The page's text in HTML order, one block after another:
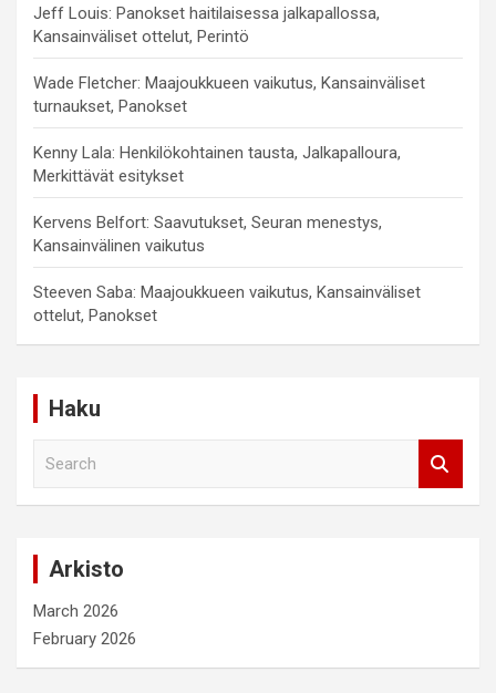
Jeff Louis: Panokset haitilaisessa jalkapallossa,
Kansainväliset ottelut, Perintö
Wade Fletcher: Maajoukkueen vaikutus, Kansainväliset
turnaukset, Panokset
Kenny Lala: Henkilökohtainen tausta, Jalkapalloura,
Merkittävät esitykset
Kervens Belfort: Saavutukset, Seuran menestys,
Kansainvälinen vaikutus
Steeven Saba: Maajoukkueen vaikutus, Kansainväliset
ottelut, Panokset
Haku
Arkisto
March 2026
February 2026